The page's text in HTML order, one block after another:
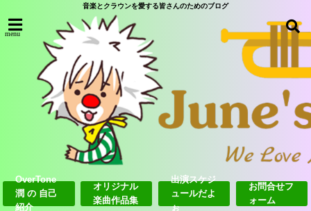
音楽とクラウンを愛する皆さんのためのブログ
menu
OverTone
潤 の 自己
紹介
オリジナル
楽曲作品集
出演スケジ
ュールだよ
ぉ
お問合せフ
ォーム